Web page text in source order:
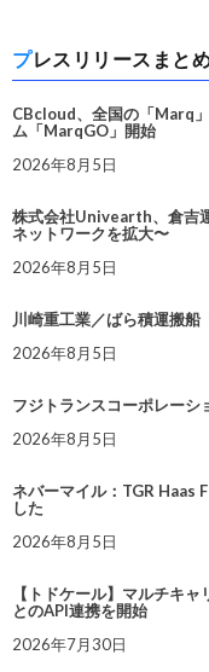
プレスリリースまと
CBcloud、全国の「Marq
ム「MarqGO」開始
2026年8月5日
株式会社Univearth、倉吉
ネットワークを拡大〜
2026年8月5日
川崎重工業／ばら積運搬船
2026年8月5日
フジトランスコーポレーシ
2026年8月5日
ネバーマイル：TGR Haas
した
2026年8月5日
【トドケール】マルチキ
とのAPI連携を開始
2026年7月30日